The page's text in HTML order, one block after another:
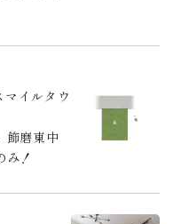
イルタウ
飾磨東中
み！